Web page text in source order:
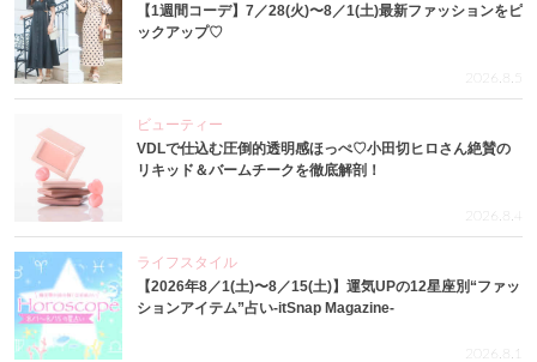
【1週間コーデ】7／28(火)〜8／1(土)最新ファッションをピ
ックアップ♡
2026.8.5
ビューティー
VDLで仕込む圧倒的透明感ほっぺ♡小田切ヒロさん絶賛の
リキッド＆バームチークを徹底解剖！
2026.8.4
ライフスタイル
【2026年8／1(土)〜8／15(土)】運気UPの12星座別“ファッ
ションアイテム”占い-itSnap Magazine-
2026.8.1